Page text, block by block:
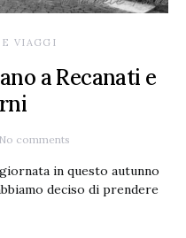
VIAGGI
a Recanati e
No comments
in questo autunno
deciso di prendere